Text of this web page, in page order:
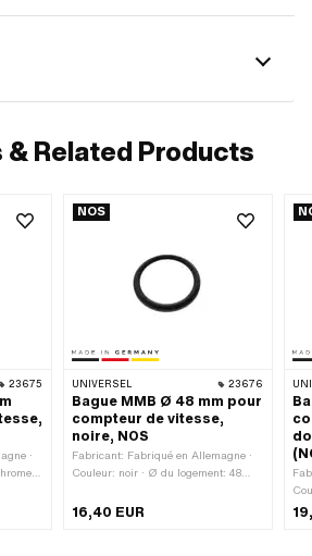
Related Products
23675
·
·
·
NOS
UNIVERSEL 23676
Bague MMB Ø 48 mm pour
compteur de vitesse,
noire, NOS
Fabricant: Fabriqué en Allemagne ·
Couleur: noir · Ø du logement: 48
intérieur: 41.5 mm · Hauteur totale: 5
mm
16,40 EUR
Ø